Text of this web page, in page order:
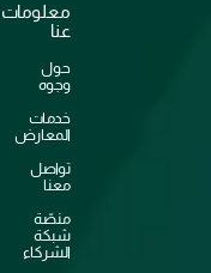
معلومات
عنا
حول
وجوه
خدمات
المعارض
تواصل
معنا
منصّة
شبكة
الشركاء